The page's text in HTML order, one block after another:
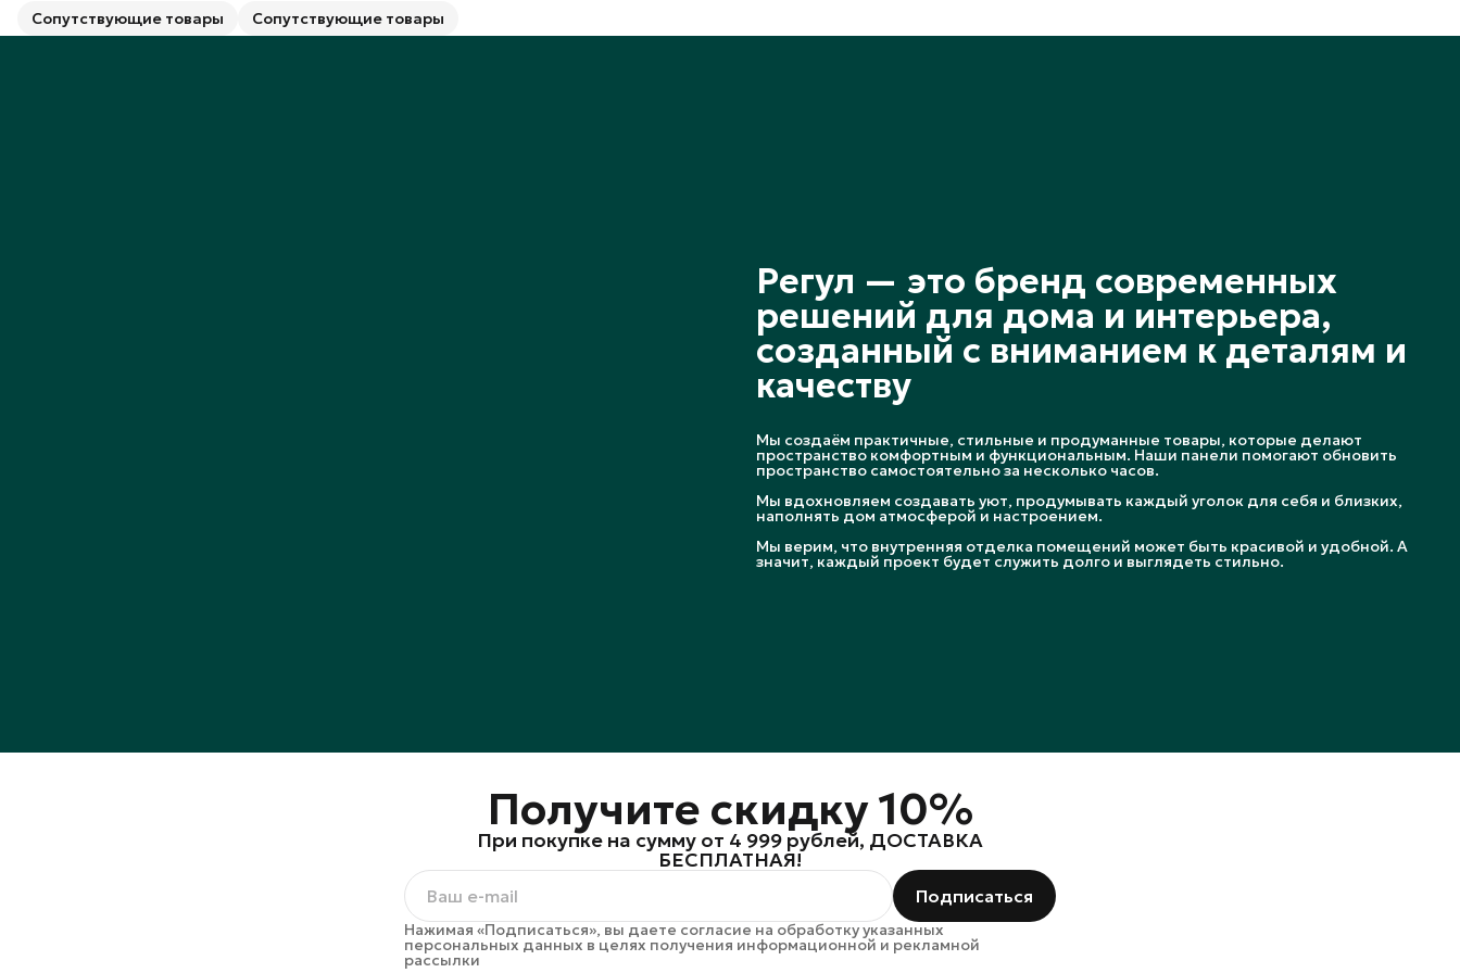
Сопутствующие товары Сопутствующие товары
Регул — это бренд современных
решений для дома и интерьера,
созданный с вниманием к деталям и
качеству
Мы создаём практичные, стильные и продуманные товары, которые делают
пространство комфортным и функциональным. Наши панели помогают обновить
пространство самостоятельно за несколько часов.
Мы вдохновляем создавать уют, продумывать каждый уголок для себя и близких,
наполнять дом атмосферой и настроением.
Мы верим, что внутренняя отделка помещений может быть красивой и удобной. А
значит, каждый проект будет служить долго и выглядеть стильно.
Получите скидку 10%
При покупке на сумму от 4 999 рублей, ДОСТАВКА
БЕСПЛАТНАЯ!
Подписаться
Нажимая «Подписаться», вы даете согласие на обработку указанных
персональных данных в целях получения информационной и рекламной
рассылки